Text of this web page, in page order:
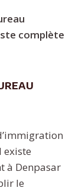
complète
existe
à Denpasar
le